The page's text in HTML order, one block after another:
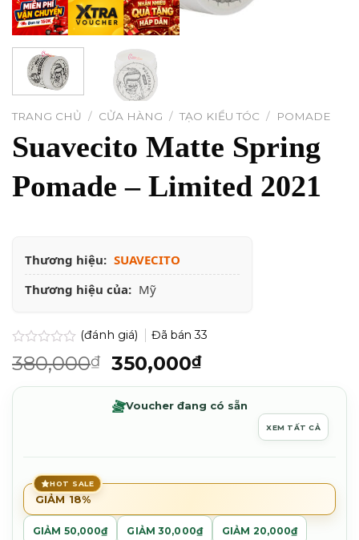
TRANG CHỦ / CỬA HÀNG / TẠO KIỂU TÓC / POMADE
Suavecito Matte Spring
Pomade – Limited 2021
Thương hiệu: SUAVECITO
Thương hiệu của: Mỹ
Được
xếp
0.0
(đánh giá) Đã bán33
380,000₫
Giá
gốc
là:
380,000₫.
350,000₫Giá
hiện
tại
350,000₫.
Voucher đang có sẵn
XEM TẤT CẢ
HOT SALE
GIẢM 18%
GIẢM 50,000₫ GIẢM 30,000₫ GIẢM 20,000₫